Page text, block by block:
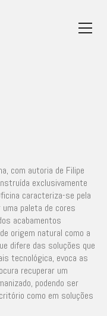
com autoria de Filipe
exclusivamente
caracteriza-se pela
paleta de cores
acabamentos
origem natural como a
difere das soluções que
tecnológica, evoca as
recuperar um
podendo ser
como em soluções